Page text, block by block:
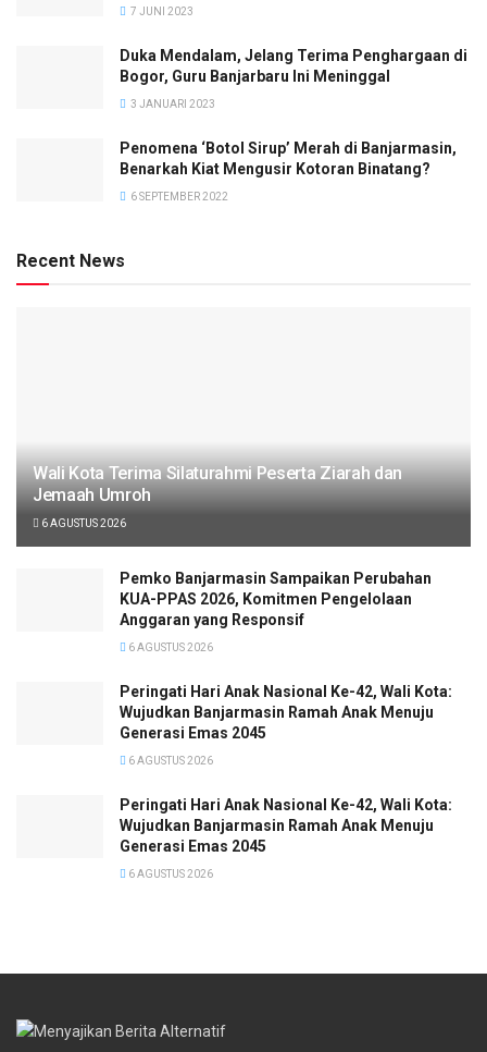
7 JUNI 2023
Duka Mendalam, Jelang Terima Penghargaan di
Bogor, Guru Banjarbaru Ini Meninggal
3 JANUARI 2023
Penomena ‘Botol Sirup’ Merah di Banjarmasin,
Benarkah Kiat Mengusir Kotoran Binatang?
6 SEPTEMBER 2022
Recent News
Wali Kota Terima Silaturahmi Peserta Ziarah dan
Jemaah Umroh
6 AGUSTUS 2026
Pemko Banjarmasin Sampaikan Perubahan
KUA-PPAS 2026, Komitmen Pengelolaan
Anggaran yang Responsif
6 AGUSTUS 2026
Peringati Hari Anak Nasional Ke-42, Wali Kota:
Wujudkan Banjarmasin Ramah Anak Menuju
Generasi Emas 2045
6 AGUSTUS 2026
Peringati Hari Anak Nasional Ke-42, Wali Kota:
Wujudkan Banjarmasin Ramah Anak Menuju
Generasi Emas 2045
6 AGUSTUS 2026